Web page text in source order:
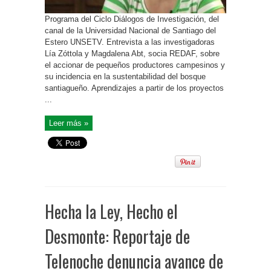
Programa del Ciclo Diálogos de Investigación, del
canal de la Universidad Nacional de Santiago del
Estero UNSETV. Entrevista a las investigadoras
Lía Zóttola y Magdalena Abt, socia REDAF, sobre
el accionar de pequeños productores campesinos y
su incidencia en la sustentabilidad del bosque
santiagueño. Aprendizajes a partir de los proyectos
Leer más »
Hecha la Ley, Hecho el
Desmonte: Reportaje de
Telenoche denuncia avance de